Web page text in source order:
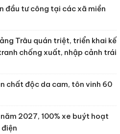
đầu tư công tại các xã miền
Trâu quán triệt, triển khai kế
chống xuất, nhập cảnh trái
chất độc da cam, tôn vinh 60
2027, 100% xe buýt hoạt